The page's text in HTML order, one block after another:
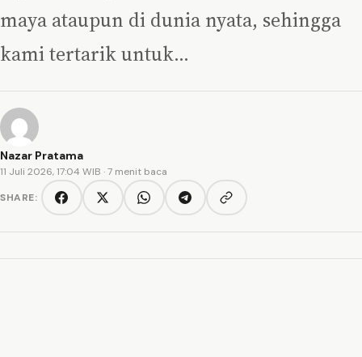
maya ataupun di dunia nyata, sehingga
kami tertarik untuk…
Nazar Pratama
11 Juli 2026, 17:04 WIB · 7 menit baca
SHARE:
FacebookTwitter/XWhatsAppTelegramCopy link